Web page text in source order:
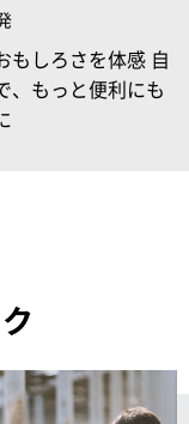
もしろさを体感 自
、もっと便利にも
ク